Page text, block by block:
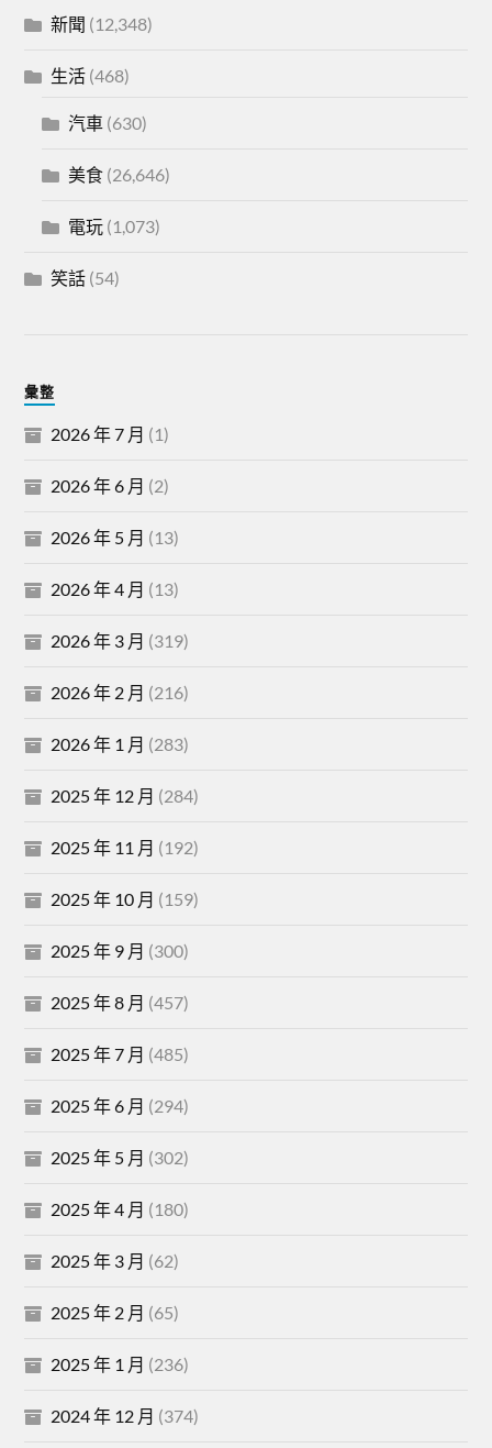
新聞 (12,348)
生活 (468)
汽車 (630)
美食 (26,646)
電玩 (1,073)
笑話 (54)
彙整
2026 年 7 月 (1)
2026 年 6 月 (2)
2026 年 5 月 (13)
2026 年 4 月 (13)
2026 年 3 月 (319)
2026 年 2 月 (216)
2026 年 1 月 (283)
2025 年 12 月 (284)
2025 年 11 月 (192)
2025 年 10 月 (159)
2025 年 9 月 (300)
2025 年 8 月 (457)
2025 年 7 月 (485)
2025 年 6 月 (294)
2025 年 5 月 (302)
2025 年 4 月 (180)
2025 年 3 月 (62)
2025 年 2 月 (65)
2025 年 1 月 (236)
2024 年 12 月 (374)